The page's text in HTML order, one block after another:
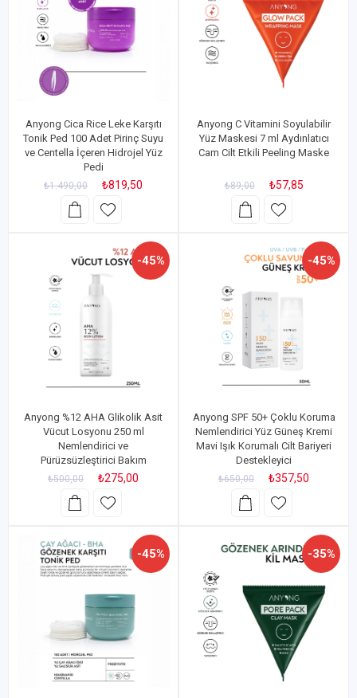
Anyong Cica Rice Leke Karşıtı
Tonik Ped 100 Adet Pirinç Suyu
ve Centella İçeren Hidrojel Yüz
Pedi
₺1.490,00 ₺819,50
Anyong C Vitamini Soyulabilir
Yüz Maskesi 7 ml Aydınlatıcı
Cam Cilt Etkili Peeling Maske
₺89,00 ₺57,85
-45%
Anyong %12 AHA Glikolik Asit
Vücut Losyonu 250 ml
Nemlendirici ve
Pürüzsüzleştirici Bakım
₺500,00 ₺275,00
-45%
Anyong SPF 50+ Çoklu Koruma
Nemlendirici Yüz Güneş Kremi
Mavi Işık Korumalı Cilt Bariyeri
Destekleyici
₺650,00 ₺357,50
-45% -35%